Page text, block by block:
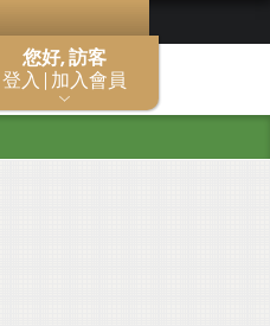
您好, 訪客
登入 | 加入會員